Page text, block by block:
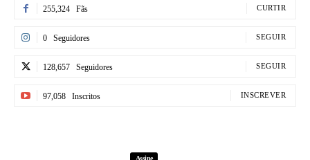
255,324 Fãs CURTIR
0 Seguidores SEGUIR
128,657 Seguidores SEGUIR
97,058 Inscritos INSCREVER